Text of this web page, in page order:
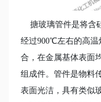
搪玻璃管件是将含
经过900℃左右的高温
合，在金属基体表面
组成件。管件是物料
表面光洁，具有类似